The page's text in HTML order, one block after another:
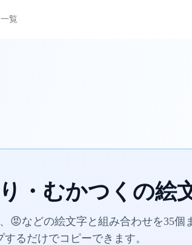
覧
・むかつくの絵
😡などの絵文字と組み合わせを35個
するだけでコピーできます。